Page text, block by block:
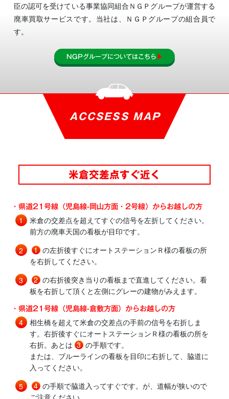
臣の認可を受けている事業協同組合 ＮＧＰグループが運営する
廃車買取サービスです。当社は、ＮＧＰグループの組合員で
す。
NGPグループについてはこちら ▶
ACCSESS MAP
米倉交差点すぐ近く
・県道21号線（児島線-岡山方面・2号線）からお越しの方
米倉の交差点を超えてすぐの信号を左折してください。
前方の廃車天国の看板が目印です。
1 の左折後すぐにオートステーションＲ様の看板の所
を右折してください。
2 の右折後突き当りの看板まで直進してください。看
板を右折して頂くと左側にグレーの建物がみえます。
・県道21号線（児島線-倉敷方面）からお越しの方
相生橋を超えて米倉の交差点の手前の信号を右折しま
す。右折後すぐにオートステーションＲ様の看板の所を
右折。あとは 3 の手順です。
または、ブルーラインの看板を目印に右折して、脇道に
入ってください。
4 の手順で脇道入ってすぐです。が、道幅が狭いので